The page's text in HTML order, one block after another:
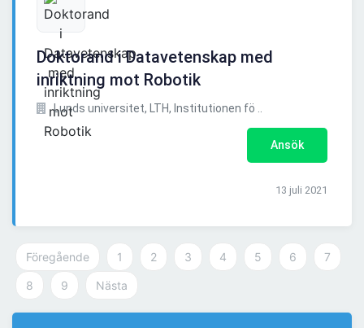
Doktorand i Datavetenskap med
inriktning mot Robotik
Lunds universitet, LTH, Institutionen fö ..
Ansök
13 juli 2021
Föregående 1 2 3 4 5 6 7
8 9 Nästa